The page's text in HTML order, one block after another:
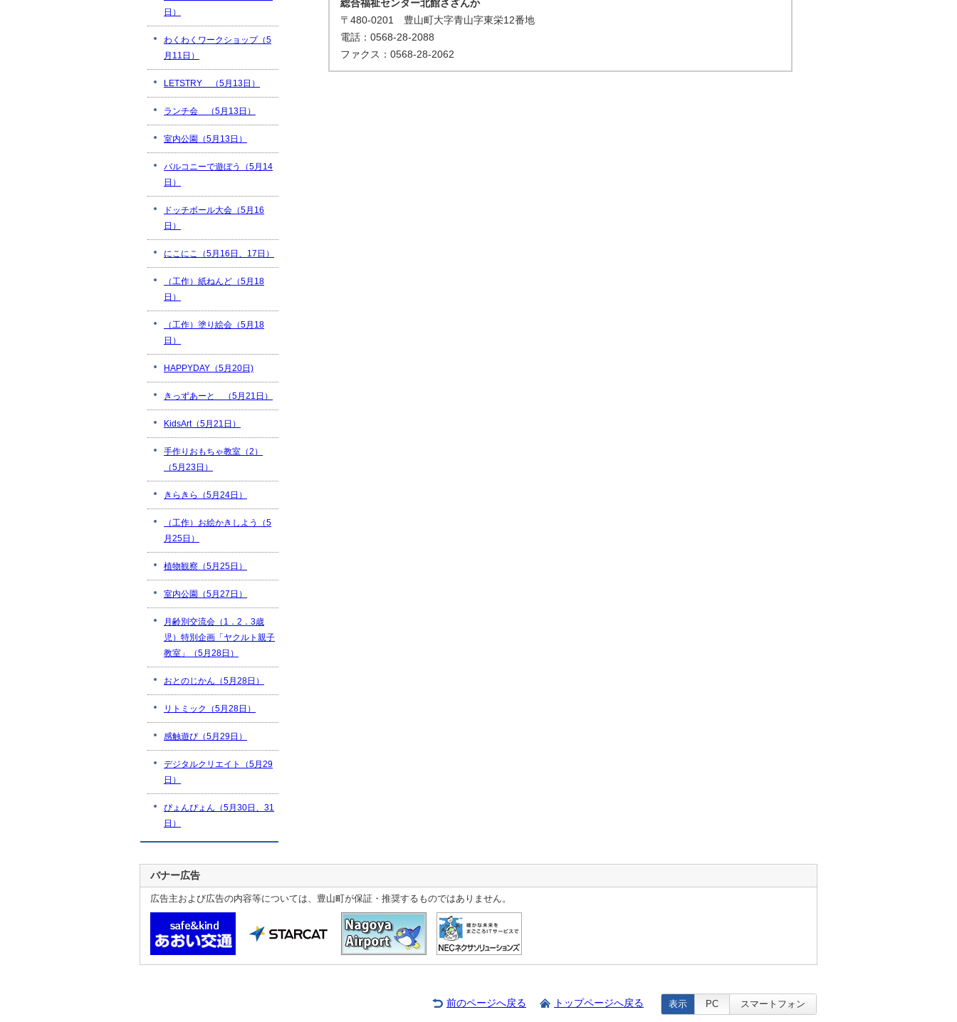
総合福祉センター北館さざんか
〒480-0201 豊山町大字青山字東栄12番地
電話：0568-28-2088
ファクス：0568-28-2062
日）
わくわくワークショップ（5
月11日）
LETSTRY （5月13日）
ランチ会 （5月13日）
室内公園（5月13日）
バルコニーで遊ぼう（5月14
日）
ドッチボール大会（5月16
日）
にこにこ（5月16日、17日）
（工作）紙ねんど（5月18
日）
（工作）塗り絵会（5月18
日）
HAPPYDAY（5月20日)
きっずあーと （5月21日）
KidsArt（5月21日）
手作りおもちゃ教室（2）
（5月23日）
きらきら（5月24日）
（工作）お絵かきしよう（5
月25日）
植物観察（5月25日）
室内公園（5月27日）
月齢別交流会（1．2．3歳
児）特別企画「ヤクルト親子
教室」（5月28日）
おとのじかん（5月28日）
リトミック（5月28日）
感触遊び（5月29日）
デジタルクリエイト（5月29
日）
ぴょんぴょん（5月30日、31
日）
バナー広告
広告主および広告の内容等については、豊山町が保証・推奨するものではありません。
前のページへ戻る トップページへ戻る 表示 PC スマートフォン